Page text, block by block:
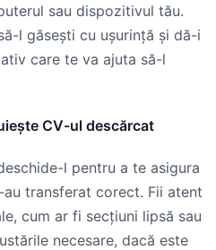
sau dispozitivul tău.
l găsești cu ușurință și dă-i
care te va ajuta să-l
CV-ul descărcat
l pentru a te asigura
transferat corect. Fii atent
cum ar fi secțiuni lipsă sau
necesare, dacă este